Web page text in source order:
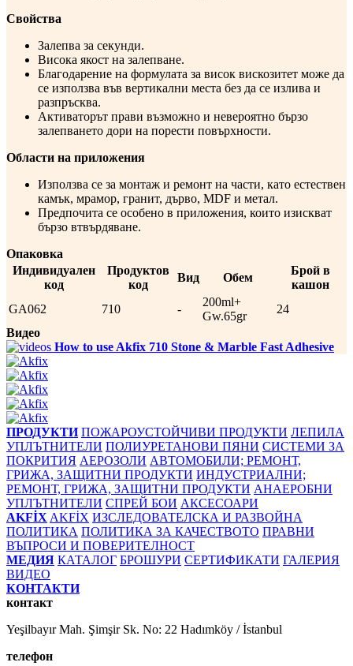
Свойства
Залепва за секунди.
Висока якост на залепване.
Благодарение на формулата за висок вискозитет може да
се използва във вертикални места без да се излива и
разпръсква.
Активаторът прави възможно и невероятно бързо
залепването дори на порести повърхности.
Области на приложения
Използва се за монтаж и ремонт на части, като естествен
камък, мрамор, гранит, дърво, MDF и метал.
Предпочита се особено в приложения, които изискват
бързо втвърдяване.
Опаковка
Индивидуален
код
Продуктов
код
Вид Обем
Брой в
кашон
GA062
710 -
200ml+
Gw.65gr
24
Видео
How to use Akfix 710 Stone & Marble Fast Adhesive
ПРОДУКТИ ПОЖАРОУСТОЙЧИВИ ПРОДУКТИ ЛЕПИЛА
УПЛЪТНИТЕЛИ ПОЛИУРЕТАНОВИ ПЯНИ СИСТЕМИ ЗА
ПОКРИТИЯ АЕРОЗОЛИ АВТОМОБИЛИ; РЕМОНТ,
ГРИЖА, ЗАЩИТНИ ПРОДУКТИ ИНДУСТРИАЛНИ;
РЕМОНТ, ГРИЖА, ЗАЩИТНИ ПРОДУКТИ АНАЕРОБНИ
УПЛЪТНИТЕЛИ СПРЕЙ БОИ АКСЕСОАРИ
AKFİX AKFİX ИЗСЛЕДОВАТЕЛСКА И РАЗВОЙНА
ПОЛИТИКА ПОЛИТИКА ЗА КАЧЕСТВОТО ПРАВНИ
ВЪПРОСИ И ПОВЕРИТЕЛНОСТ
МЕДИЯ КАТАЛОГ БРОШУРИ СЕРТИФИКАТИ ГАЛЕРИЯ
ВИДЕО
КОНТАКТИ
контакт
Yeşilbayır Mah. Şimşir Sk. No: 22 Hadımköy / İstanbul
телефон